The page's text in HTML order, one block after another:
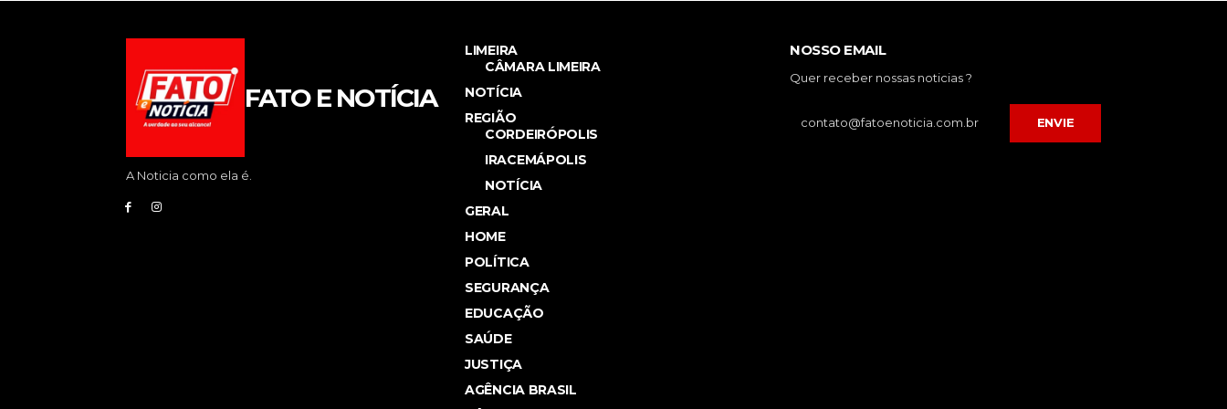
FATO E NOTÍCIA
A Noticia como ela é.
LIMEIRA
CÂMARA LIMEIRA
NOTÍCIA
REGIÃO
CORDEIRÓPOLIS
IRACEMÁPOLIS
NOTÍCIA
GERAL
HOME
POLÍTICA
SEGURANÇA
EDUCAÇÃO
SAÚDE
JUSTIÇA
AGÊNCIA BRASIL
NOSSO EMAIL
Quer receber nossas noticias ?
ENVIE